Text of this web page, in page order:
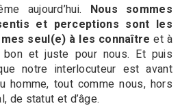
aujourd’hui. Nous sommes
et perceptions sont les
seul(e) à les connaître et à
et juste pour nous. Et puis
notre interlocuteur est avant
homme, tout comme nous, hors
de statut et d’âge.